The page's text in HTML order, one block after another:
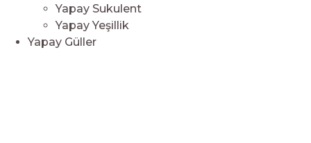
Yapay Sukulent
Yapay Yeşillik
Yapay Güller